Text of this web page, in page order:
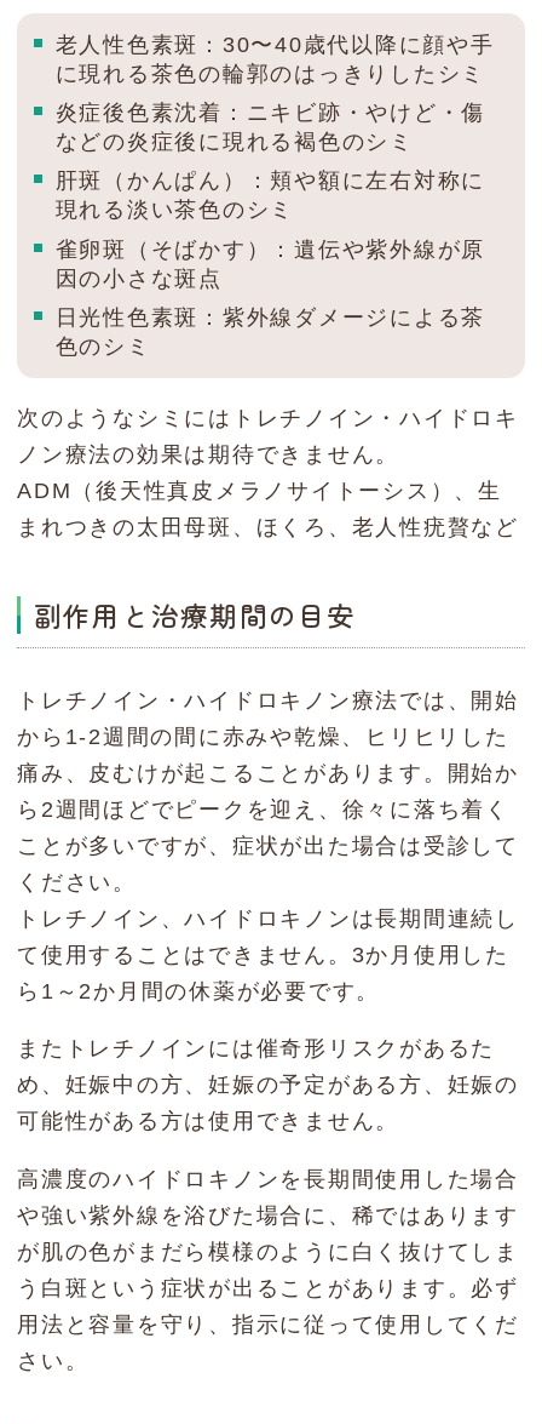
老人性色素斑：30〜40歳代以降に顔や手
に現れる茶色の輪郭のはっきりしたシミ
炎症後色素沈着：ニキビ跡・やけど・傷
などの炎症後に現れる褐色のシミ
肝斑（かんぱん）：頬や額に左右対称に
現れる淡い茶色のシミ
雀卵斑（そばかす）：遺伝や紫外線が原
因の小さな斑点
日光性色素斑：紫外線ダメージによる茶
色のシミ
次のようなシミにはトレチノイン・ハイドロキ
ノン療法の効果は期待できません。
ADM（後天性真皮メラノサイトーシス）、生
まれつきの太田母斑、ほくろ、老人性疣贅など
副作用と治療期間の目安
トレチノイン・ハイドロキノン療法では、開始
から1-2週間の間に赤みや乾燥、ヒリヒリした
痛み、皮むけが起こることがあります。開始か
ら2週間ほどでピークを迎え、徐々に落ち着く
ことが多いですが、症状が出た場合は受診して
ください。
トレチノイン、ハイドロキノンは長期間連続し
て使用することはできません。3か月使用した
ら1～2か月間の休薬が必要です。
またトレチノインには催奇形リスクがあるた
め、妊娠中の方、妊娠の予定がある方、妊娠の
可能性がある方は使用できません。
高濃度のハイドロキノンを長期間使用した場合
や強い紫外線を浴びた場合に、稀ではあります
が肌の色がまだら模様のように白く抜けてしま
う白斑という症状が出ることがあります。必ず
用法と容量を守り、指示に従って使用してくだ
さい。